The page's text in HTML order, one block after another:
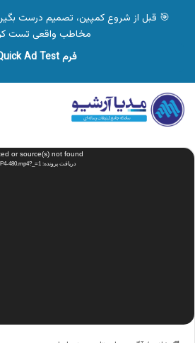
مخاطب واقعی تست
فرم Quick Ad Test
نمایشگر
ویدیو or source(s) not found
دریافت پرونده: https://cdn.mediaarshiv.ir/files/ti930034-004_MP4-480.mp4?_=1